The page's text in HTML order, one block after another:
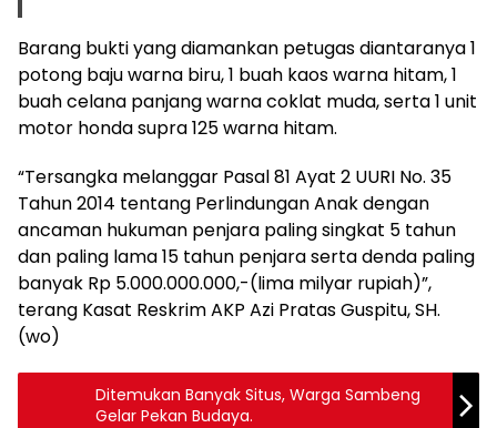
Barang bukti yang diamankan petugas diantaranya 1
potong baju warna biru, 1 buah kaos warna hitam, 1
buah celana panjang warna coklat muda, serta 1 unit
motor honda supra 125 warna hitam.
“Tersangka melanggar Pasal 81 Ayat 2 UURI No. 35
Tahun 2014 tentang Perlindungan Anak dengan
ancaman hukuman penjara paling singkat 5 tahun
dan paling lama 15 tahun penjara serta denda paling
banyak Rp 5.000.000.000,-(lima milyar rupiah)”,
terang Kasat Reskrim AKP Azi Pratas Guspitu, SH.
(wo)
Ditemukan Banyak Situs, Warga Sambeng
Gelar Pekan Budaya.